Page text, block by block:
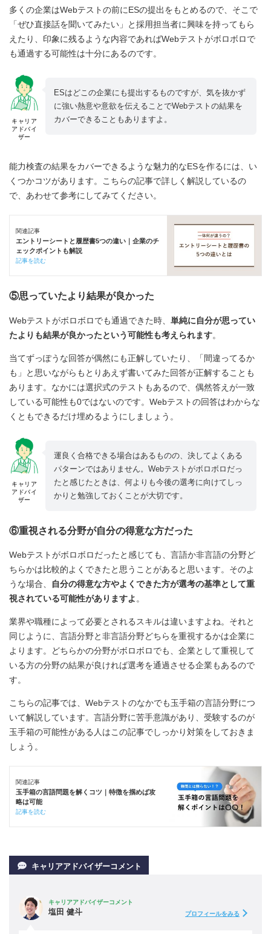
多くの企業はWebテストの前にESの提出をもとめるので、そこで
「ぜひ直接話を聞いてみたい」と採用担当者に興味を持ってもら
えたり、印象に残るような内容であればWebテストがボロボロで
も通過する可能性は十分にあるのです。
キャリア
アドバイ
ザー
ESはどこの企業にも提出するものですが、気を抜かず
に強い熱意や意欲を伝えることでWebテストの結果を
カバーできることもありますよ。
能力検査の結果をカバーできるような魅力的なESを作るには、い
くつかコツがあります。こちらの記事で詳しく解説しているの
で、あわせて参考にしてみてください。
関連記事
エントリーシートと履歴書5つの違い｜企業のチ
ェックポイントも解説
記事を読む
⑤思っていたより結果が良かった
Webテストがボロボロでも通過できた時、 単純に自分が思ってい
たよりも結果が良かったという可能性も考えられます。
当てずっぽうな回答が偶然にも正解していたり、「間違ってるか
も」と思いながらもとりあえず書いてみた回答が正解することも
あります。なかには選択式のテストもあるので、偶然答えが一致
している可能性も0ではないのです。Webテストの回答はわからな
くともできるだけ埋めるようにしましょう。
キャリア
アドバイ
ザー
運良く合格できる場合はあるものの、決してよくある
パターンではありません。Webテストがボロボロだっ
たと感じたときは、何よりも今後の選考に向けてしっ
かりと勉強しておくことが大切です。
⑥重視される分野が自分の得意な方だった
Webテストがボロボロだったと感じても、言語か非言語の分野ど
ちらかは比較的よくできたと思うことがあると思います。そのよ
うな場合、
自分の得意な方やよくできた方が選考の基準として重
視されている可能性がありますよ 。
業界や職種によって必要とされるスキルは違いますよね。それと
同じように、言語分野と非言語分野どちらを重視するかは企業に
よります。どちらかの分野がボロボロでも、企業として重視して
いる方の分野の結果が良ければ選考を通過させる企業もあるので
す。
こちらの記事では、Webテストのなかでも玉手箱の言語分野につ
いて解説しています。言語分野に苦手意識があり、受験するのが
玉手箱の可能性がある人はこの記事でしっかり対策をしておきま
しょう。
関連記事
玉手箱の言語問題を解くコツ｜特徴を掴めば攻
略は可能
記事を読む
キャリアアドバイザーコメント
キャリアアドバイザーコメント
塩田 健斗 プロフィールをみる